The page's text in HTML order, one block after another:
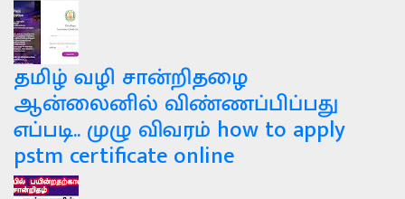
தமிழ் வழி சான்றிதழை
ஆன்லைனில் விண்ணப்பிப்பது
எப்படி.. முழு விவரம் how to apply
pstm certificate online